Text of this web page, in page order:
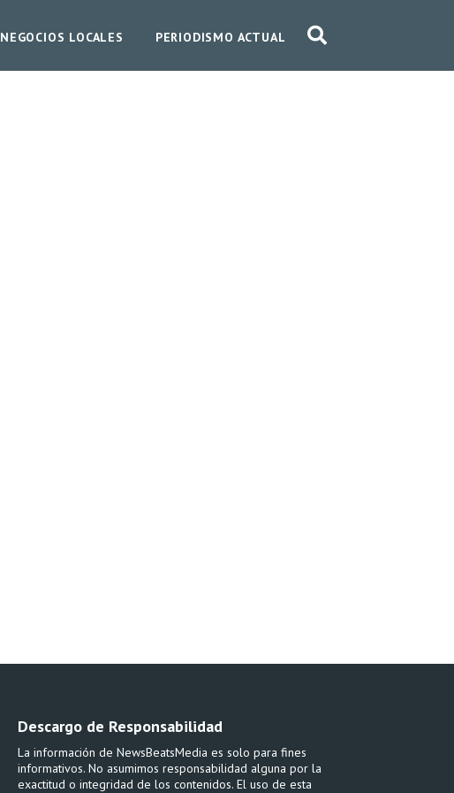
NEGOCIOS LOCALES PERIODISMO ACTUAL
Descargo de Responsabilidad
La información de NewsBeatsMedia es solo para fines
informativos. No asumimos responsabilidad alguna por la
exactitud o integridad de los contenidos. El uso de esta